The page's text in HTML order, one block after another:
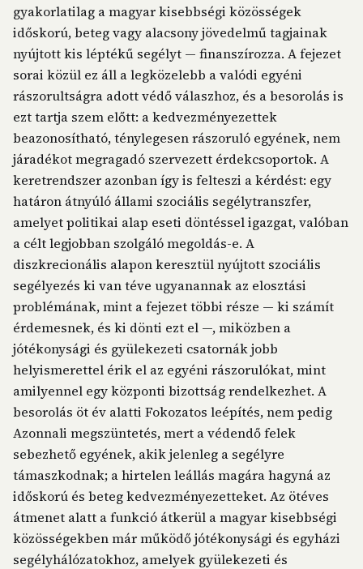
gyakorlatilag a magyar kisebbségi közösségek
időskorú, beteg vagy alacsony jövedelmű tagjainak
nyújtott kis léptékű segélyt — finanszírozza. A fejezet
sorai közül ez áll a legközelebb a valódi egyéni
rászorultságra adott védő válaszhoz, és a besorolás is
ezt tartja szem előtt: a kedvezményezettek
beazonosítható, ténylegesen rászoruló egyének, nem
járadékot megragadó szervezett érdekcsoportok. A
keretrendszer azonban így is felteszi a kérdést: egy
határon átnyúló állami szociális segélytranszfer,
amelyet politikai alap eseti döntéssel igazgat, valóban
a célt legjobban szolgáló megoldás-e. A
diszkrecionális alapon keresztül nyújtott szociális
segélyezés ki van téve ugyanannak az elosztási
problémának, mint a fejezet többi része — ki számít
érdemesnek, és ki dönti ezt el —, miközben a
jótékonysági és gyülekezeti csatornák jobb
helyismerettel érik el az egyéni rászorulókat, mint
amilyennel egy központi bizottság rendelkezhet. A
besorolás öt év alatti Fokozatos leépítés, nem pedig
Azonnali megszüntetés, mert a védendő felek
sebezhető egyének, akik jelenleg a segélyre
támaszkodnak; a hirtelen leállás magára hagyná az
időskorú és beteg kedvezményezetteket. Az ötéves
átmenet alatt a funkció átkerül a magyar kisebbségi
közösségekben már működő jótékonysági és egyházi
segélyhálózatokhoz, amelyek gyülekezeti és